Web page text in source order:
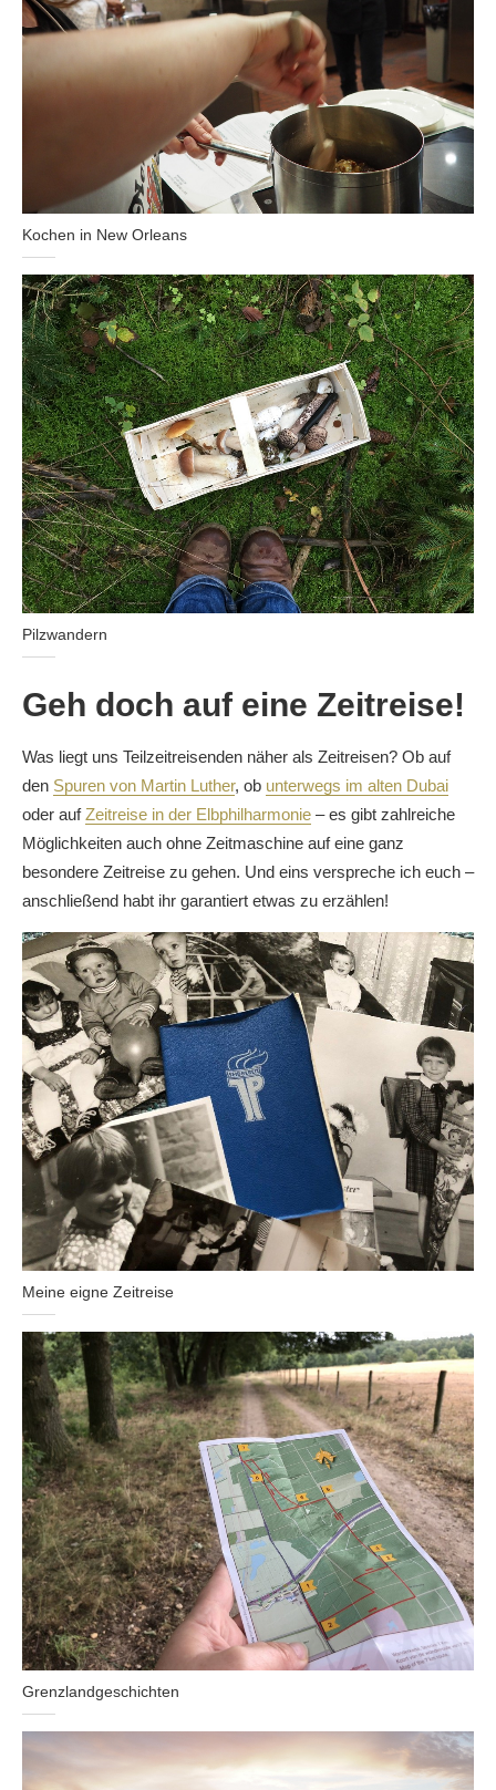
Kochen in New Orleans
Pilzwandern
Geh doch auf eine Zeitreise!
Was liegt uns Teilzeitreisenden näher als Zeitreisen? Ob auf
den Spuren von Martin Luther, ob unterwegs im alten Dubai
oder aufZeitreise in der Elbphilharmonie – es gibt zahlreiche
Möglichkeiten auch ohne Zeitmaschine auf eine ganz
besondere Zeitreise zu gehen. Und eins verspreche ich euch –
anschließend habt ihr garantiert etwas zu erzählen!
Meine eigne Zeitreise
Grenzlandgeschichten